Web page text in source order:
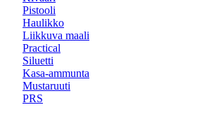
Pistooli
Haulikko
Liikkuva maali
Practical
Siluetti
Kasa-ammunta
Mustaruuti
PRS